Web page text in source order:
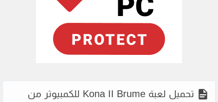
تحميل لعبة Kona II Brume للكمبيوتر من